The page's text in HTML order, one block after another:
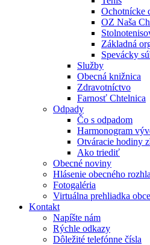
Ochotnícke
OZ Naša
Základná
Spevácky
Služby
Obecná knižnica
Zdravotníctvo
Farnosť Chtelnica
Odpady
Čo s odpadom
Harmonogram
Otváracie hodiny
Ako triediť
Obecné noviny
Hlásenie obecného
Fotogaléria
Virtuálna prehliadka obce
Kontakt
Napíšte nám
Rýchle odkazy
Dôležité telefónne čísla